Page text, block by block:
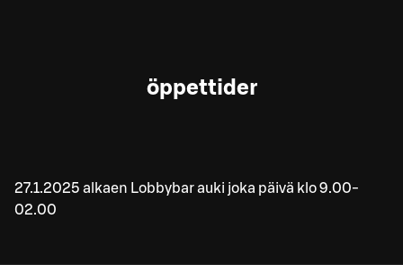
öppettider
27.1.2025 alkaen Lobbybar auki joka päivä klo 9.00-
02.00